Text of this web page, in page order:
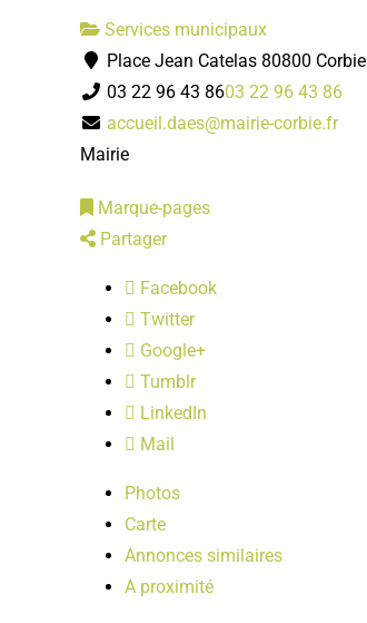
Services municipaux
Place Jean Catelas 80800 Corbie
03 22 96 43 8603 22 96 43 86
accueil.daes@mairie-corbie.fr
Mairie
Marque-pages
Partager
Facebook
Twitter
Google+
Tumblr
LinkedIn
Mail
Photos
Carte
Annonces similaires
A proximité